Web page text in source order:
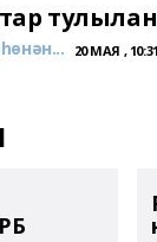
20 МАЯ , 10:31